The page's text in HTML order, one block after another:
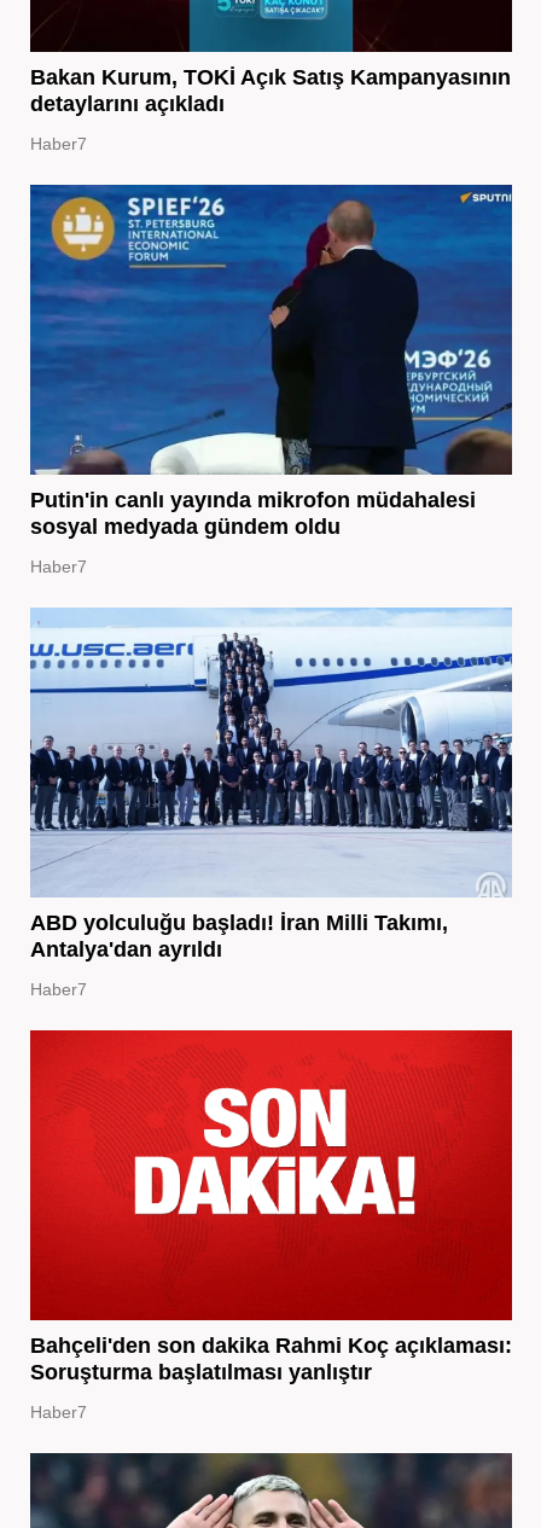
Bakan Kurum, TOKİ Açık Satış Kampanyasının
detaylarını açıkladı
Haber7
Putin'in canlı yayında mikrofon müdahalesi
sosyal medyada gündem oldu
Haber7
ABD yolculuğu başladı! İran Milli Takımı,
Antalya'dan ayrıldı
Haber7
Bahçeli'den son dakika Rahmi Koç açıklaması:
Soruşturma başlatılması yanlıştır
Haber7